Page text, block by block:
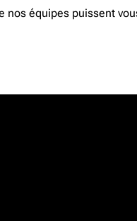
nos équipes puissent